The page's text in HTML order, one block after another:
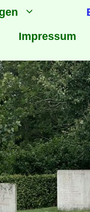
Impressum